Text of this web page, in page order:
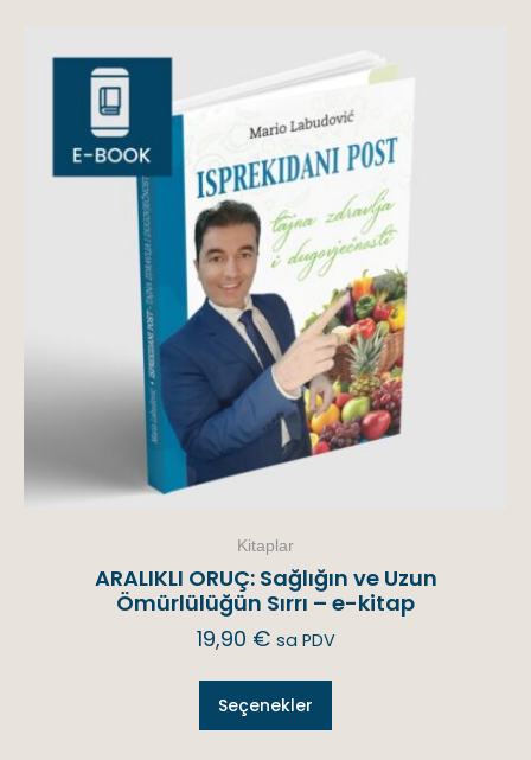
Kitaplar
ARALIKLI ORUÇ: Sağlığın ve Uzun
Ömürlülüğün Sırrı – e-kitap
19,90 € sa PDV
Seçenekler